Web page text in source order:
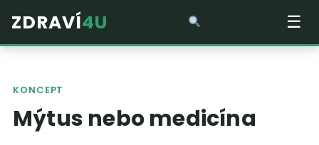
ZDRAVÍ4U ☰
KONCEPT
Mýtus nebo medicína